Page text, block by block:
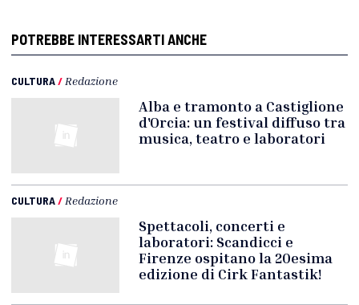
POTREBBE INTERESSARTI ANCHE
CULTURA/ Redazione
Alba e tramonto a Castiglione
d'Orcia: un festival diffuso tra
musica, teatro e laboratori
CULTURA/ Redazione
Spettacoli, concerti e
laboratori: Scandicci e
Firenze ospitano la 20esima
edizione di Cirk Fantastik!